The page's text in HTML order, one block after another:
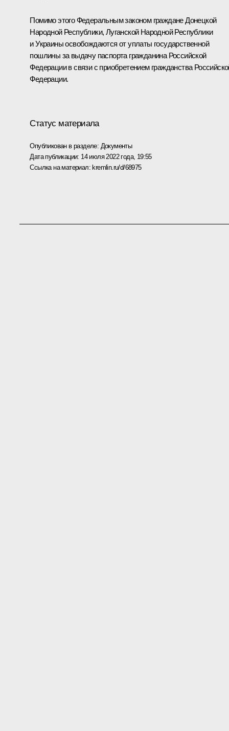
Помимо этого Федеральным законом граждане Донецкой
Народной Республики, Луганской Народной Республики
и Украины освобождаются от уплаты государственной
пошлины за выдачу паспорта гражданина Российской
Федерации в связи с приобретением гражданства
Федерации.
Статус материала
Опубликован в разделе: Документы
Дата публикации: 14 июля 2022 года, 19:55
Ссылка на материал: kremlin.ru/d/68975